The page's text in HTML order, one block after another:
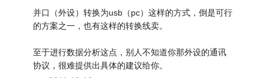
并口（外设）转换为usb（pc）这样的方式，倒是可行
的方案之一，也有这样的转换线卖。
至于进行数据分析这点，别人不知道你那外设的通讯
协议，很难提供出具体的建议给你。